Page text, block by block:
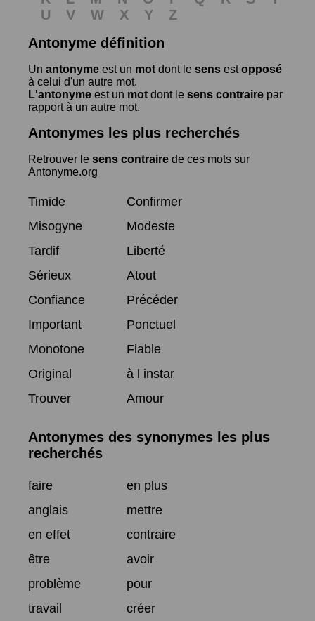
U
V W X Y
Z
Antonyme définition
Un antonyme est un mot dont le sens estopposé
à celui d'un autre mot.
L'antonyme est un mot dont le sens contraire par
rapport à un autre mot.
Antonymes les plus recherchés
Retrouver le sens contraire de ces mots sur
Antonyme.org
Timide
Confirmer
Misogyne
Modeste
Tardif
Liberté
Sérieux
Atout
Confiance
Précéder
Important
Ponctuel
Monotone
Fiable
Original
à l instar
Trouver
Amour
Antonymes des synonymes les plus
recherchés
faire
en plus
anglais
mettre
en effet
contraire
être
avoir
problème
pour
travail
créer